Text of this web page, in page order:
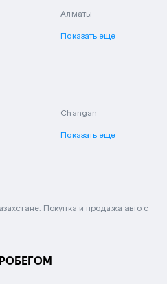
Алматы
Показать еще
Changan
Показать еще
Покупка и продажа авто с